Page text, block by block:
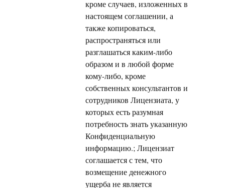
кроме случаев, изложенных в
настоящем соглашении, а
также копироваться,
распространяться или
разглашаться каким-либо
образом и в любой форме
кому-либо, кроме
собственных консультантов и
сотрудников Лицензиата, у
которых есть разумная
потребность знать указанную
Конфиденциальную
информацию.; Лицензиат
соглашается с тем, что
возмещение денежного
ущерба не является